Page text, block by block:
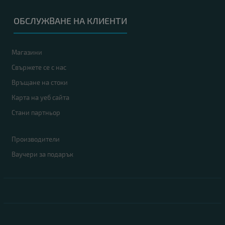
ОБСЛУЖВАНЕ НА КЛИЕНТИ
Магазини
Свържете се с нас
Връщане на стоки
Карта на уеб сайта
Стани партньор
Производители
Ваучери за подарък